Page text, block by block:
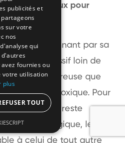
il dangereux pour
impressionnant par sa
peu agressif loin de
plus douloureuse que
être plus toxique. Pour
elle reste
allergique, le
à celui de tout autre
publicités et
sur votre
nos
qui
d'autres
fournies ou
votre utilisation
plus
TOUT